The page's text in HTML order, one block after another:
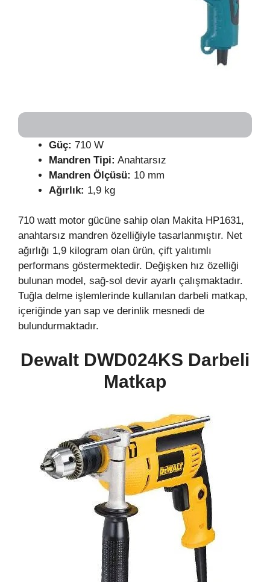
Güç: 710 W
Mandren Tipi: Anahtarsız
Mandren Ölçüsü: 10 mm
Ağırlık: 1,9 kg
710 watt motor gücüne sahip olan Makita HP1631,
anahtarsız mandren özelliğiyle tasarlanmıştır. Net
ağırlığı 1,9 kilogram olan ürün, çift yalıtımlı
performans göstermektedir. Değişken hız özelliği
bulunan model, sağ-sol devir ayarlı çalışmaktadır.
Tuğla delme işlemlerinde kullanılan darbeli matkap,
içeriğinde yan sap ve derinlik mesnedi de
bulundurmaktadır.
Dewalt DWD024KS Darbeli
Matkap